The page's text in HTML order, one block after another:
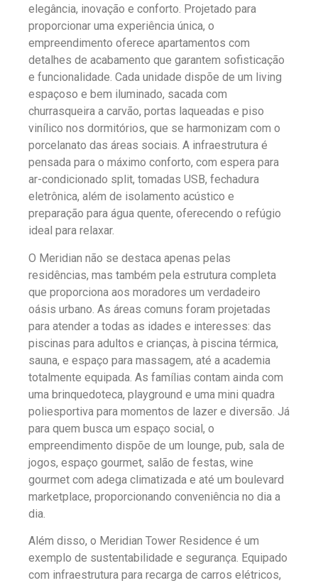
elegância, inovação e conforto. Projetado para
proporcionar uma experiência única, o
empreendimento oferece apartamentos com
detalhes de acabamento que garantem sofisticação
e funcionalidade. Cada unidade dispõe de um living
espaçoso e bem iluminado, sacada com
churrasqueira a carvão, portas laqueadas e piso
vinílico nos dormitórios, que se harmonizam com o
porcelanato das áreas sociais. A infraestrutura é
pensada para o máximo conforto, com espera para
ar-condicionado split, tomadas USB, fechadura
eletrônica, além de isolamento acústico e
preparação para água quente, oferecendo o refúgio
ideal para relaxar.
O Meridian não se destaca apenas pelas
residências, mas também pela estrutura completa
que proporciona aos moradores um verdadeiro
oásis urbano. As áreas comuns foram projetadas
para atender a todas as idades e interesses: das
piscinas para adultos e crianças, à piscina térmica,
sauna, e espaço para massagem, até a academia
totalmente equipada. As famílias contam ainda com
uma brinquedoteca, playground e uma mini quadra
poliesportiva para momentos de lazer e diversão. Já
para quem busca um espaço social, o
empreendimento dispõe de um lounge, pub, sala de
jogos, espaço gourmet, salão de festas, wine
gourmet com adega climatizada e até um boulevard
marketplace, proporcionando conveniência no dia a
dia.
Além disso, o Meridian Tower Residence é um
exemplo de sustentabilidade e segurança. Equipado
com infraestrutura para recarga de carros elétricos,